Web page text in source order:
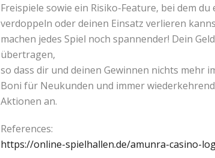
Freispiele sowie ein Risiko-Feature, bei dem
verdoppeln oder deinen Einsatz verlieren
machen jedes Spiel noch spannender! Dein
übertragen,
so dass dir und deinen Gewinnen nichts mehr
Boni für Neukunden und immer
Aktionen an.
References:
https://online-spielhallen.de/amunra-casino-